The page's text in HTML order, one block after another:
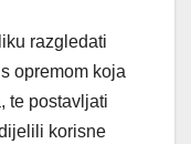
razgledati
opremom koja
te postavljati
korisne